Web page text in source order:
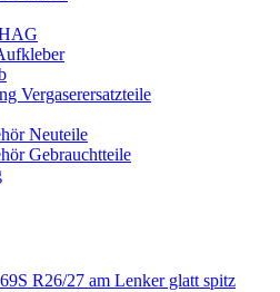
Vergaserersatzteile
Neuteile
Gebrauchtteile